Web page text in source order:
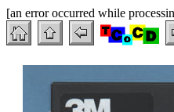
[an error occurred while